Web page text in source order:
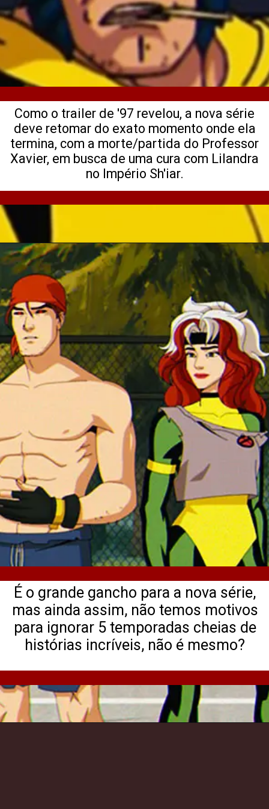
Como o trailer de '97 revelou, a nova série
deve retomar do exato momento onde ela
termina, com a morte/partida do Professor
Xavier, em busca de uma cura com Lilandra
no Império Sh'iar.
É o grande gancho para a nova série,
mas ainda assim, não temos motivos
para ignorar 5 temporadas cheias de
histórias incríveis, não é mesmo?